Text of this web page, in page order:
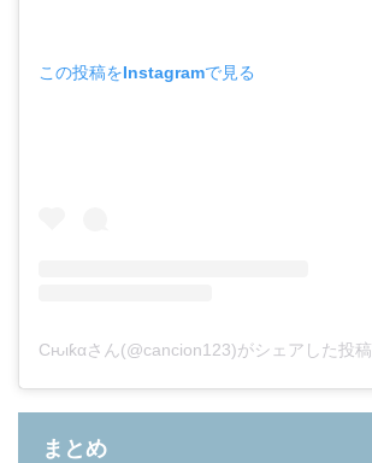
この投稿をInstagramで見る
Cԋιƙαさん(@cancion123)がシェアした投稿
まとめ